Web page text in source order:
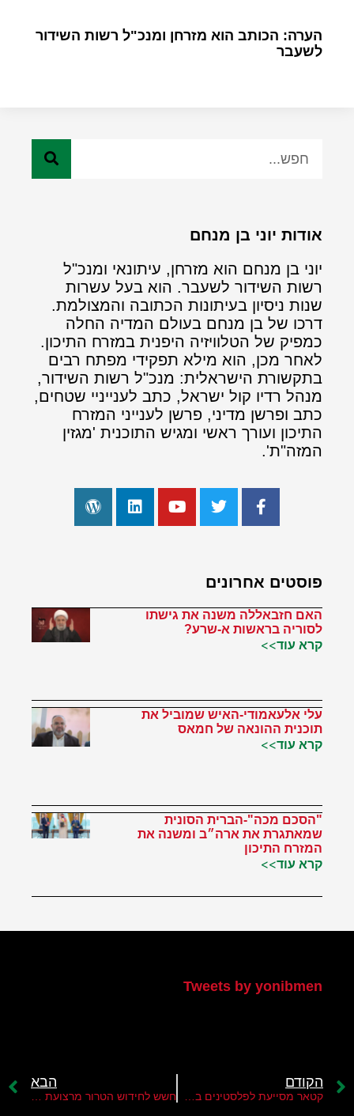
הערה: הכותב הוא מזרחן ומנכ"ל רשות השידור
לשעבר
אודות יוני בן מנחם
יוני בן מנחם הוא מזרחן, עיתונאי ומנכ"ל
רשות השידור לשעבר. הוא בעל עשרות
שנות ניסיון בעיתונות הכתובה והמצולמת.
דרכו של בן מנחם בעולם המדיה החלה
כמפיק של הטלוויזיה היפנית במזרח התיכון.
לאחר מכן, הוא מילא תפקידי מפתח רבים
בתקשורת הישראלית: מנכ"ל רשות השידור,
מנהל רדיו קול ישראל, כתב לענייניי שטחים,
כתב ופרשן מדיני, פרשן לענייני המזרח
התיכון ועורך ראשי ומגיש התוכנית 'מגזין
המזה"ת'.
פוסטים אחרונים
האם חזבאללה משנה את גישתו
לסוריה בראשות א-שרע?
קרא עוד>>
עלי אלעאמודי-האיש שמוביל את
תוכנית ההונאה של חמאס
קרא עוד>>
"הסכם מכה"-הברית הסונית
שמאתגרת את ארה״ב ומשנה את
המזרח התיכון
קרא עוד>>
Tweets by yonibmen
הקודם הבא